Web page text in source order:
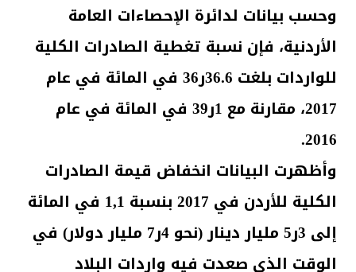
وحسب بيانات لدائرة الإحصاءات العامة
الأردنية، فإن نسبة تغطية الصادرات الكلية
للواردات بلغت 36.6ر36 في المائة في عام
2017، مقارنة مع 1ر39 في المائة في عام
2016.
وأظهرت البيانات انخفاض قيمة الصادرات
الكلية للأردن في 2017 بنسبة 1,1 في المائة
إلى 3ر5 مليار دينار (نحو 4ر7 مليار دولار) في
الوقت الذي صعدت فيه واردات البلاد